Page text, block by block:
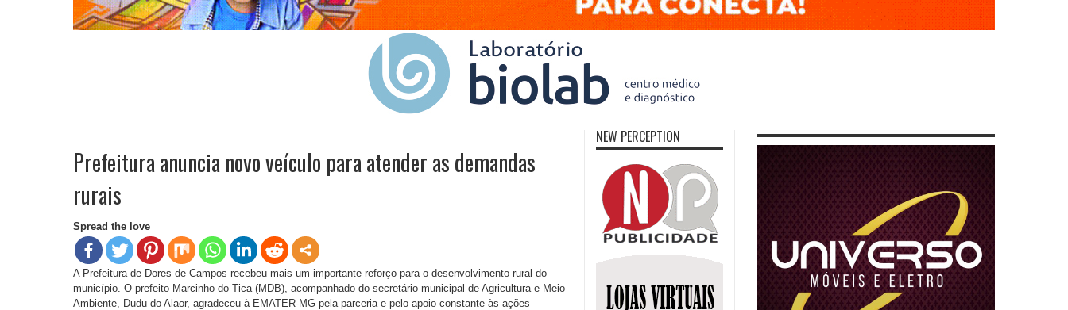
Prefeitura anuncia novo veículo para atender as demandas
rurais
Spread the love
A Prefeitura de Dores de Campos recebeu mais um importante reforço para o desenvolvimento rural do
município. O prefeito Marcinho do Tica (MDB), acompanhado do secretário municipal de Agricultura e Meio
Ambiente, Dudu do Alaor, agradeceu à EMATER-MG pela parceria e pelo apoio constante às ações
NEW PERCEPTION